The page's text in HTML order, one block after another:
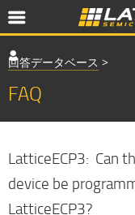
回答データベース >
FAQ
LatticeECP3: Can
device be
LatticeECP3?